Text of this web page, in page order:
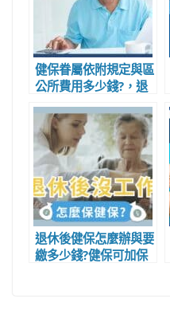
健保眷屬依附規定與區
公所費用多少錢?，退
休父母健保不想依附眷
屬與子女怎麼辦?
退休後健保怎麼辦與要
繳多少錢?健保可加保